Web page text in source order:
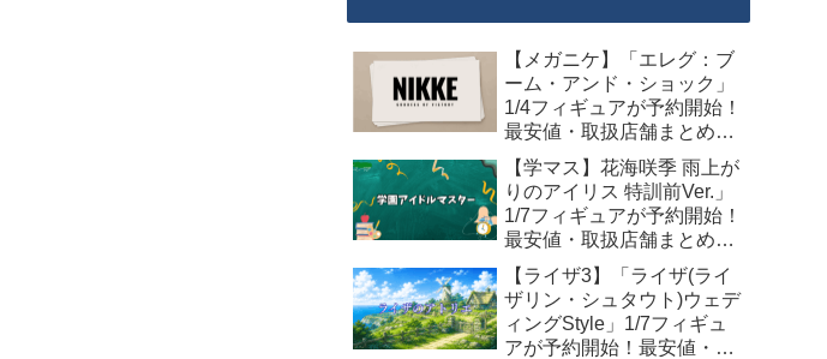
【メガニケ】「エレグ：ブ
ーム・アンド・ショック」
1/4フィギュアが予約開始！
最安値・取扱店舗まとめ
【2027年10月発売】
【学マス】花海咲季 雨上が
りのアイリス 特訓前Ver.」
1/7フィギュアが予約開始！
最安値・取扱店舗まとめ
【2027年4月発売】
【ライザ3】「ライザ(ライ
ザリン・シュタウト)ウェデ
ィングStyle」1/7フィギュ
アが予約開始！最安値・取